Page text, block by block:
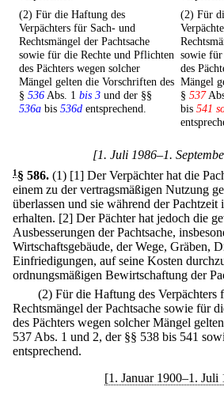
(2) Für die Haftung des
Verpächters für Sach- und
Rechtsmängel der Pachtsache
sowie für die Rechte und Pflichten
des Pächters wegen solcher
Mängel gelten die Vorschriften des
§ 536Abs. 1 bis 3 und der §§
536a bis 536d entsprechend.
(2) Für
sowie
des
Mängel
§ 537
bis 541
[1. Juli 1986–1.
1§ 586. (1) [1] Der Verpächter hat die
einem zu der vertragsmäßigen Nutzung
überlassen und sie während der Pachtzeit
erhalten. [2] Der Pächter hat jedoch die
Ausbesserungen der Pachtsache,
Wirtschaftsgebäude, der Wege, Gräben,
Einfriedigungen, auf seine Kosten
ordnungsmäßigen Bewirtschaftung der
(2) Für die Haftung des Verpächters
Rechtsmängel der Pachtsache sowie für
des Pächters wegen solcher Mängel
537 Abs. 1 und 2, der §§ 538 bis 541
entsprechend.
[1. Januar 1900–1. Juli